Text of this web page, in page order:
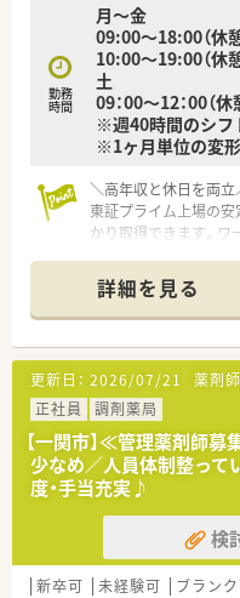
勤務
時間
月～金
09:00～18:00（休
10:00～19:00（休
土
09：00～12：00（休
※週40時間のシフ
※1ヶ月単位の変
＼高年収と休日を両立
東証プライム上場の安
かり取得できます。
＊
【店舗情報と応需状況
■最寄り駅から徒歩約
でも自家用車でも非
■近隣にある地域基幹
1日の平均処方箋枚数
■薬剤師5名と医療事
め、一人ひとりが落ち
【法人特徴について】
■医療や介護など5つ
地域に住む人々の健
■20年以上前から在宅
応実績と独自のノウ
詳細を見る
更新日： 2026/07/21 薬剤
正社員
調剤薬局
【一関市】≪管理薬剤師
少なめ／人員体制整っ
度・手当充実♪
検
新卒可 未経験可 ブラン